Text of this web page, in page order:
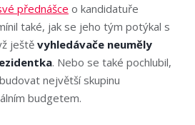
přednášce o kandidatuře
také, jak se jeho tým potýkal s
ještě vyhledávače neuměly
. Nebo se také pochlubil,
největší skupinu
budgetem.